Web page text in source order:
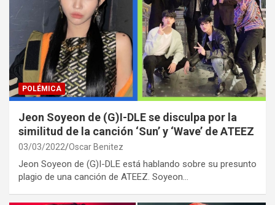
POLÉMICA
Jeon Soyeon de (G)I-DLE se disculpa por la
similitud de la canción ‘Sun’ y ‘Wave’ de ATEEZ
03/03/2022 Oscar Benitez
Jeon Soyeon de (G)I-DLE está hablando sobre su presunto
plagio de una canción de ATEEZ. Soyeon…